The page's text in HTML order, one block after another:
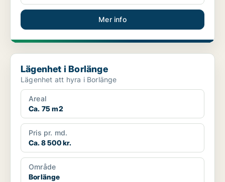
Mer info
Lägenhet i Borlänge
Lägenhet i Borlänge
Lägenhet att hyra i Borlänge
Areal
Ca. 75 m2
Pris pr. md.
Ca. 8 500 kr.
Område
Borlänge